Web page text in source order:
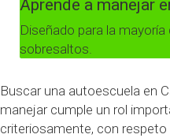
Aprende a manejar
Diseñado para la
sobresaltos.
Buscar una autoescuela en
manejar cumple un rol
criteriosamente, con respeto